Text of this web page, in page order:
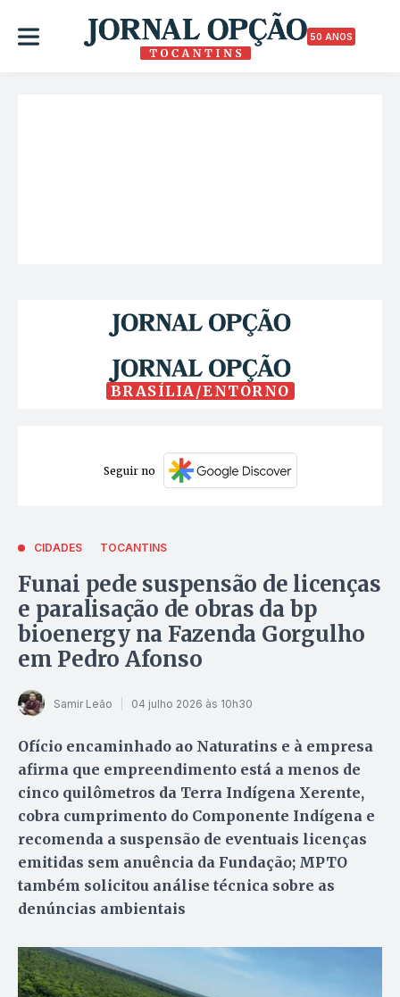
50 ANOS
BRASÍLIA/ENTORNO
Seguir no
CIDADES TOCANTINS
Funai pede suspensão de licenças
e paralisação de obras da bp
bioenergy na Fazenda Gorgulho
em Pedro Afonso
Samir Leão 04 julho 2026 às 10h30
Ofício encaminhado ao Naturatins e à empresa
afirma que empreendimento está a menos de
cinco quilômetros da Terra Indígena Xerente,
cobra cumprimento do Componente Indígena e
recomenda a suspensão de eventuais licenças
emitidas sem anuência da Fundação; MPTO
também solicitou análise técnica sobre as
denúncias ambientais